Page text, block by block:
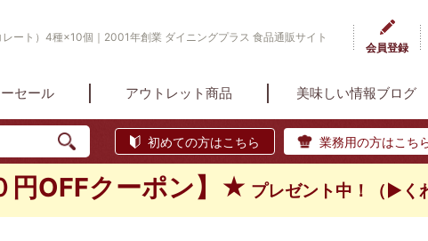
ート）4種×10個｜2001年創業 ダイニングプラス 食品通販サイト
会員登録
セール アウトレット商品 美味しい情報ブログ
初めての方はこちら 業務用の方はこち
円OFFクーポン】★ プレゼント中！（▶く